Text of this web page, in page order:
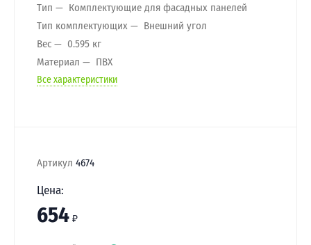
Тип
Комплектующие для фасадных панелей
Тип комплектующих
Внешний угол
Вес
0.595 кг
Материал
ПВХ
Все характеристики
Артикул 4674
Цена:
654 ₽